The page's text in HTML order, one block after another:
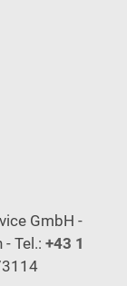
GmbH -
Tel.: +43 1